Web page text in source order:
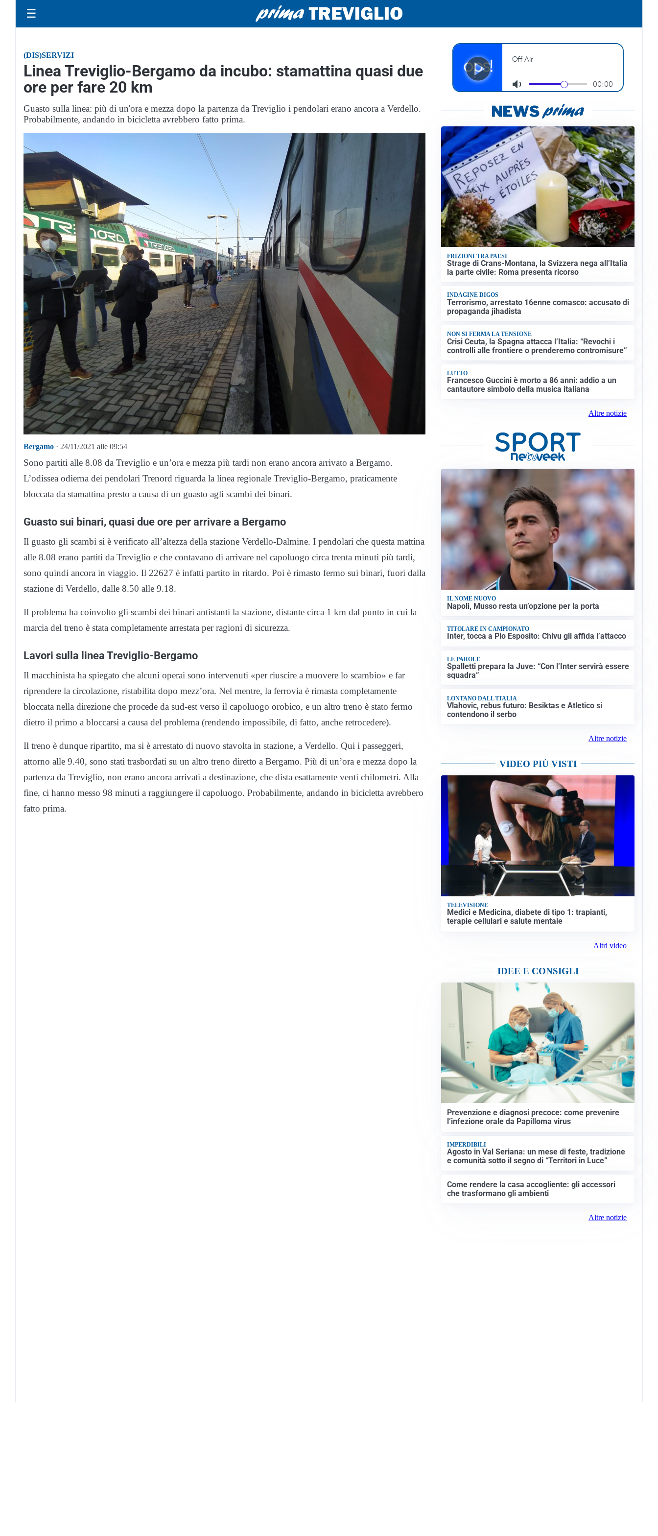
☰
(DIS)SERVIZI
Linea Treviglio-Bergamo da incubo: stamattina quasi due
ore per fare 20 km
Guasto sulla linea: più di un'ora e mezza dopo la partenza da Treviglio i pendolari erano ancora a Verdello.
Probabilmente, andando in bicicletta avrebbero fatto prima.
Bergamo · 24/11/2021 alle 09:54
Sono partiti alle 8.08 da Treviglio e un’ora e mezza più tardi non erano ancora arrivato a Bergamo.
L’odissea odierna dei pendolari Trenord riguarda la linea regionale Treviglio-Bergamo, praticamente
bloccata da stamattina presto a causa di un guasto agli scambi dei binari.
Guasto sui binari, quasi due ore per arrivare a Bergamo
Il guasto gli scambi si è verificato all’altezza della stazione Verdello-Dalmine. I pendolari che questa mattina
alle 8.08 erano partiti da Treviglio e che contavano di arrivare nel capoluogo circa trenta minuti più tardi,
sono quindi ancora in viaggio. Il 22627 è infatti partito in ritardo. Poi è rimasto fermo sui binari, fuori dalla
stazione di Verdello, dalle 8.50 alle 9.18.
Il problema ha coinvolto gli scambi dei binari antistanti la stazione, distante circa 1 km dal punto in cui la
marcia del treno è stata completamente arrestata per ragioni di sicurezza.
Lavori sulla linea Treviglio-Bergamo
Il macchinista ha spiegato che alcuni operai sono intervenuti «per riuscire a muovere lo scambio» e far
riprendere la circolazione, ristabilita dopo mezz’ora. Nel mentre, la ferrovia è rimasta completamente
bloccata nella direzione che procede da sud-est verso il capoluogo orobico, e un altro treno è stato fermo
dietro il primo a bloccarsi a causa del problema (rendendo impossibile, di fatto, anche retrocedere).
Il treno è dunque ripartito, ma si è arrestato di nuovo stavolta in stazione, a Verdello. Qui i passeggeri,
attorno alle 9.40, sono stati trasbordati su un altro treno diretto a Bergamo. Più di un’ora e mezza dopo la
partenza da Treviglio, non erano ancora arrivati a destinazione, che dista esattamente venti chilometri. Alla
fine, ci hanno messo 98 minuti a raggiungere il capoluogo. Probabilmente, andando in bicicletta avrebbero
fatto prima.
FRIZIONI TRA PAESI
Strage di Crans-Montana, la Svizzera nega all’Italia
la parte civile: Roma presenta ricorso
INDAGINE DIGOS
Terrorismo, arrestato 16enne comasco: accusato di
propaganda jihadista
NON SI FERMA LA TENSIONE
Crisi Ceuta, la Spagna attacca l’Italia: “Revochi i
controlli alle frontiere o prenderemo contromisure”
LUTTO
Francesco Guccini è morto a 86 anni: addio a un
cantautore simbolo della musica italiana
Altre notizie
IL NOME NUOVO
Napoli, Musso resta un’opzione per la porta
TITOLARE IN CAMPIONATO
Inter, tocca a Pio Esposito: Chivu gli affida l’attacco
LE PAROLE
Spalletti prepara la Juve: “Con l’Inter servirà essere
squadra”
LONTANO DALL'ITALIA
Vlahovic, rebus futuro: Besiktas e Atletico si
contendono il serbo
Altre notizie
VIDEO PIÙ VISTI
TELEVISIONE
Medici e Medicina, diabete di tipo 1: trapianti,
terapie cellulari e salute mentale
Altri video
IDEE E CONSIGLI
Prevenzione e diagnosi precoce: come prevenire
l’infezione orale da Papilloma virus
IMPERDIBILI
Agosto in Val Seriana: un mese di feste, tradizione
e comunità sotto il segno di “Territori in Luce”
Come rendere la casa accogliente: gli accessori
che trasformano gli ambienti
Altre notizie